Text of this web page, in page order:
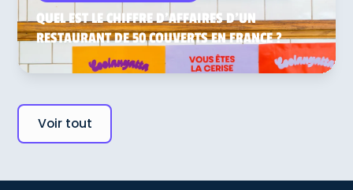
QUEL EST LE CHIFFRE D’AFFAIRES D’UN
RESTAURANT DE 50 COUVERTS EN FRANCE ?
Voir tout